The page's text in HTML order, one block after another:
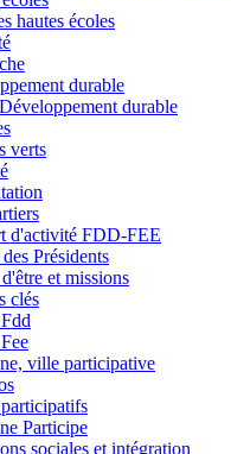
hautes écoles
durable
durable
verts
d'activité FDD-FEE
Présidents
et missions
clés
ville participative
Participe
sociales et intégration